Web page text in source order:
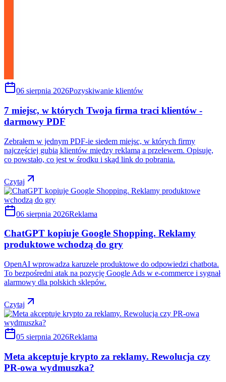
06 sierpnia 2026Pozyskiwanie klientów
7 miejsc, w których Twoja firma traci klientów -
darmowy PDF
Zebrałem w jednym PDF-ie siedem miejsc, w których firmy
najczęściej gubią klientów między reklamą a przelewem. Opisuję,
co powstało, co jest w środku i skąd link do pobrania.
Czytaj
06 sierpnia 2026Reklama
ChatGPT kopiuje Google Shopping. Reklamy
produktowe wchodzą do gry
OpenAI wprowadza karuzele produktowe do odpowiedzi chatbota.
To bezpośredni atak na pozycję Google Ads w e-commerce i sygnał
alarmowy dla polskich sklepów.
Czytaj
05 sierpnia 2026Reklama
Meta akceptuje krypto za reklamy. Rewolucja czy
PR-owa wydmuszka?